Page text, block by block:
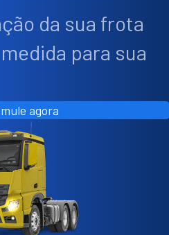
da sua frota
para sua
agora